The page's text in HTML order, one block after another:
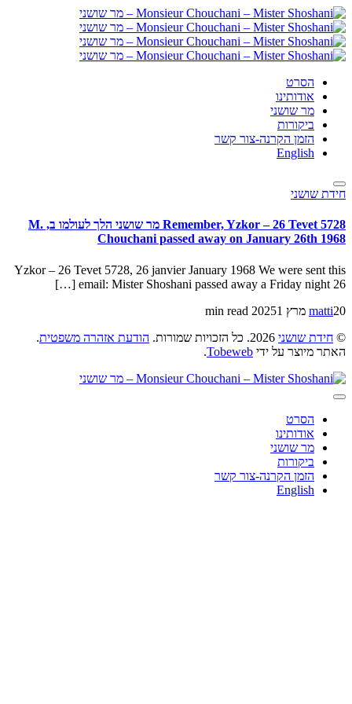
הסרט
אודותינו
מר שושני
ביקורות
הזמן הקרנה-צור קשר
English
חידת שושני
Remember, Yzkor – 26 Tevet 5728 מר שושני הלך לעולמו ב, M.
Chouchani passed away on January 26th 1968
Yzkor – 26 Tevet 5728, 26 janvier January 1968 We were sent this
email: Mister Shoshani passed away a Friday night 26 […]
matti20 מרץ 2025
1 min read
© חידת שושני הודעת אזהרה משפטית.
האתר מיוצר על ידי Tobeweb
.
הסרט
אודותינו
מר שושני
ביקורות
הזמן הקרנה-צור קשר
English